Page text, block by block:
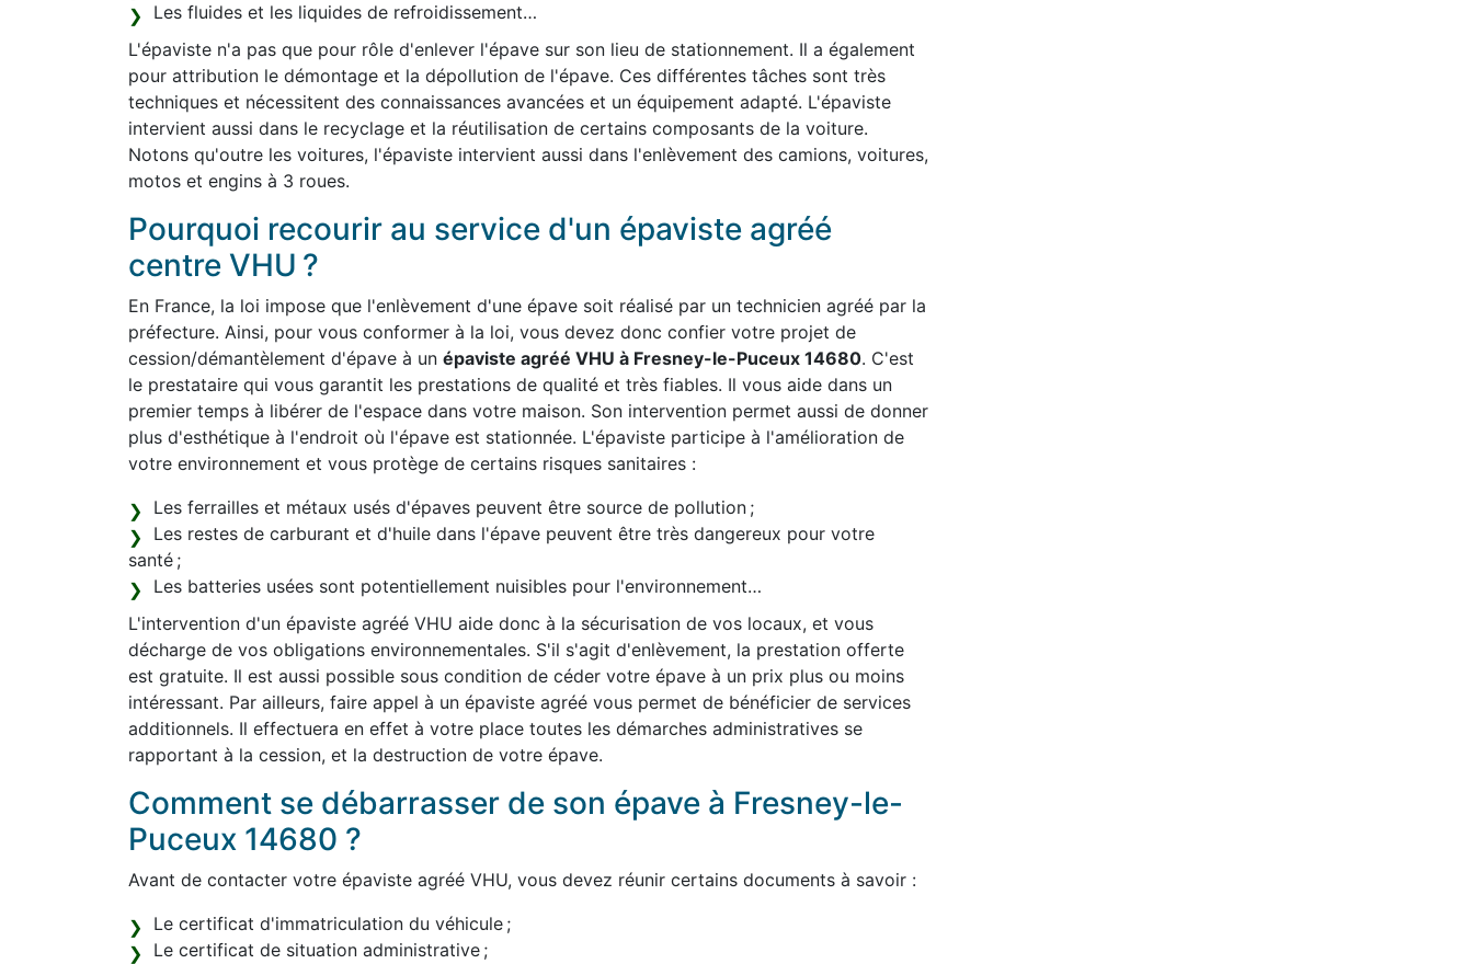
Les fluides et les liquides de refroidissement…
L'épaviste n'a pas que pour rôle d'enlever l'épave sur son lieu de stationnement. Il a également
pour attribution le démontage et la dépollution de l'épave. Ces différentes tâches sont très
techniques et nécessitent des connaissances avancées et un équipement adapté. L'épaviste
intervient aussi dans le recyclage et la réutilisation de certains composants de la voiture.
Notons qu'outre les voitures, l'épaviste intervient aussi dans l'enlèvement des camions, voitures,
motos et engins à 3 roues.
Pourquoi recourir au service d'un épaviste agréé
centre VHU ?
En France, la loi impose que l'enlèvement d'une épave soit réalisé par un technicien agréé par la
préfecture. Ainsi, pour vous conformer à la loi, vous devez donc confier votre projet de
cession/démantèlement d'épave à un épaviste agréé VHU à Fresney-le-Puceux 14680. C'est
le prestataire qui vous garantit les prestations de qualité et très fiables. Il vous aide dans un
premier temps à libérer de l'espace dans votre maison. Son intervention permet aussi de donner
plus d'esthétique à l'endroit où l'épave est stationnée. L'épaviste participe à l'amélioration de
votre environnement et vous protège de certains risques sanitaires :
Les ferrailles et métaux usés d'épaves peuvent être source de pollution ;
Les restes de carburant et d'huile dans l'épave peuvent être très dangereux pour votre
santé ;
Les batteries usées sont potentiellement nuisibles pour l'environnement…
L'intervention d'un épaviste agréé VHU aide donc à la sécurisation de vos locaux, et vous
décharge de vos obligations environnementales. S'il s'agit d'enlèvement, la prestation offerte
est gratuite. Il est aussi possible sous condition de céder votre épave à un prix plus ou moins
intéressant. Par ailleurs, faire appel à un épaviste agréé vous permet de bénéficier de services
additionnels. Il effectuera en effet à votre place toutes les démarches administratives se
rapportant à la cession, et la destruction de votre épave.
Comment se débarrasser de son épave à Fresney-le-
Puceux 14680 ?
Avant de contacter votre épaviste agréé VHU, vous devez réunir certains documents à savoir :
Le certificat d'immatriculation du véhicule ;
Le certificat de situation administrative ;